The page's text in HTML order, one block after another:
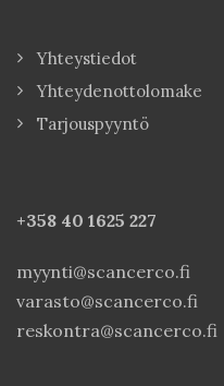
Yhteystiedot
Yhteydenottolomake
Tarjouspyyntö
+358 40 1625 227
myynti@scancerco.fi
varasto@scancerco.fi
reskontra@scancerco.fi